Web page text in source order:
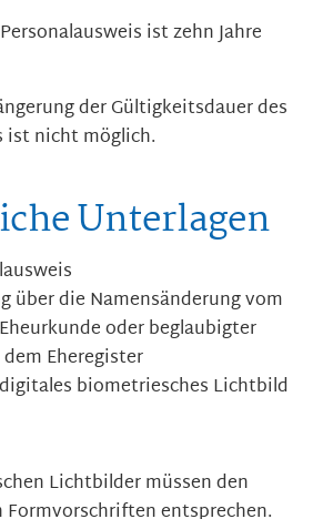
ist zehn Jahre
der Gültigkeitsdauer des
ist nicht möglich.
Unterlagen
über die Namensänderung vom
oder beglaubigter
Eheregister
biometriesches Lichtbild
Lichtbilder müssen den